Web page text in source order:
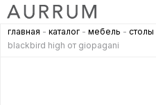
главная - каталог - мебель - столы
blackbird high от giopagani